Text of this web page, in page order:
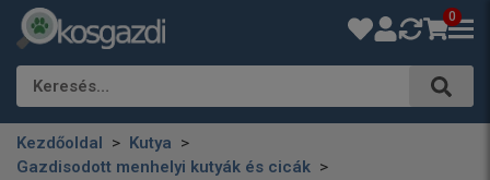
0
Keresés…
Kezdőoldal
Kutya
Gazdisodott menhelyi kutyák és cicák